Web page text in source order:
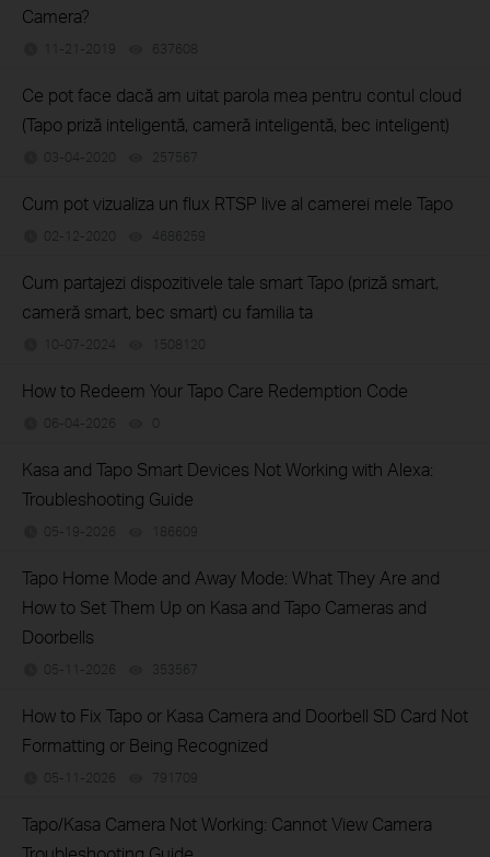
Camera?
11-21-2019 637608
Ce pot face dacă am uitat parola mea pentru contul cloud
(Tapo priză inteligentă, cameră inteligentă, bec inteligent)
03-04-2020 257567
Cum pot vizualiza un flux RTSP live al camerei mele Tapo
02-12-2020 4686259
Cum partajezi dispozitivele tale smart Tapo (priză smart,
cameră smart, bec smart) cu familia ta
10-07-2024 1508120
How to Redeem Your Tapo Care Redemption Code
06-04-2026 0
Kasa and Tapo Smart Devices Not Working with Alexa:
Troubleshooting Guide
05-19-2026 186609
Tapo Home Mode and Away Mode: What They Are and
How to Set Them Up on Kasa and Tapo Cameras and
Doorbells
05-11-2026 353567
How to Fix Tapo or Kasa Camera and Doorbell SD Card Not
Formatting or Being Recognized
05-11-2026 791709
Tapo/Kasa Camera Not Working: Cannot View Camera